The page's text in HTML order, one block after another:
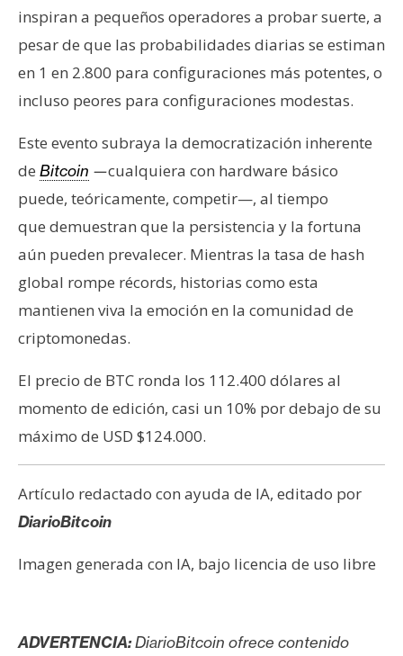
inspiran a pequeños operadores a probar suerte, a
pesar de que las probabilidades diarias se estiman
en 1 en 2.800 para configuraciones más potentes, o
incluso peores para configuraciones modestas.
Este evento subraya la democratización inherente
de Bitcoin —cualquiera con hardware básico
puede, teóricamente, competir—, al tiempo
que demuestran que la persistencia y la fortuna
aún pueden prevalecer. Mientras la tasa de hash
global rompe récords, historias como esta
mantienen viva la emoción en la comunidad de
criptomonedas.
El precio de BTC ronda los 112.400 dólares al
momento de edición, casi un 10% por debajo de su
máximo de USD $124.000.
Artículo redactado con ayuda de IA, editado por
DiarioBitcoin
Imagen generada con IA, bajo licencia de uso libre
ADVERTENCIA:DiarioBitcoin ofrece contenido